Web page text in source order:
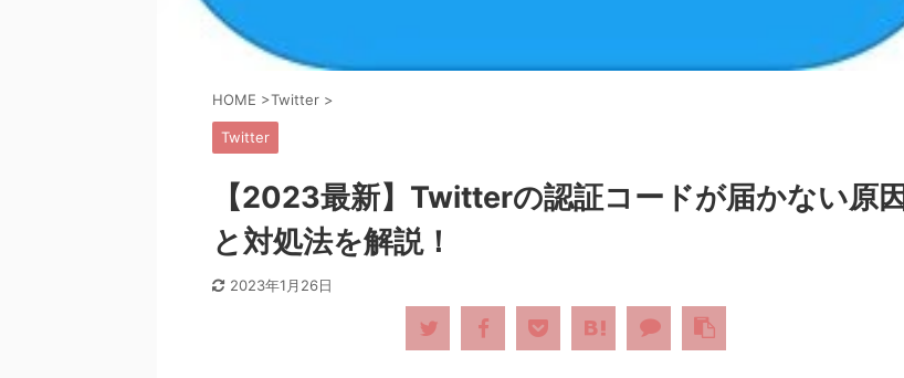
HOME >Twitter >
Twitter
【2023最新】Twitterの認証コードが届かない原因
と対処法を解説！
2023年1月26日